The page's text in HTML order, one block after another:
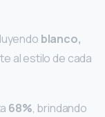
blanco,
al estilo de cada
68%, brindando